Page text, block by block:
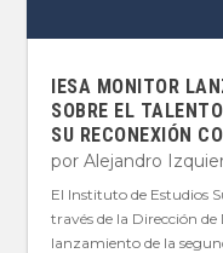
IESA MONITOR
SOBRE EL
SU RECONEXIÓN
porAlejandro
El Instituto de Estudios
través de la Dirección
lanzamiento de la